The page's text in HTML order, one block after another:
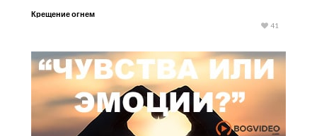
Крещение огнем
41